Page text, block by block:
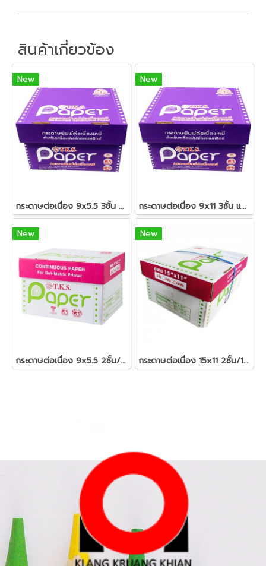
สินค้าเกี่ยวข้อง
New
กระดาษต่อเนื่อง 9x5.5 3ชั้น แบบเคมี
New
กระดาษต่อเนื่อง 9x11 3ชั้น แบบเคมี
New
กระดาษต่อเนื่อง 9x5.5 2ชั้น/2000
New
กระดาษต่อเนื่อง 15x11 2ชั้น/1000